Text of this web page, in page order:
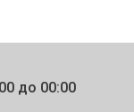
до 00:00